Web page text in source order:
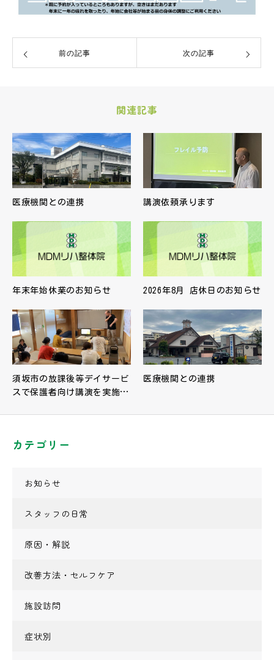
前の記事 次の記事
関連記事
医療機関との連携 講演依頼承ります
年末年始休業のお知らせ 2026年8月 店休日のお知らせ
須坂市の放課後等デイサービ
スで保護者向け講演を実施…
医療機関との連携
カテゴリー
お知らせ
スタッフの日常
原因・解説
改善方法・セルフケア
施設訪問
症状別